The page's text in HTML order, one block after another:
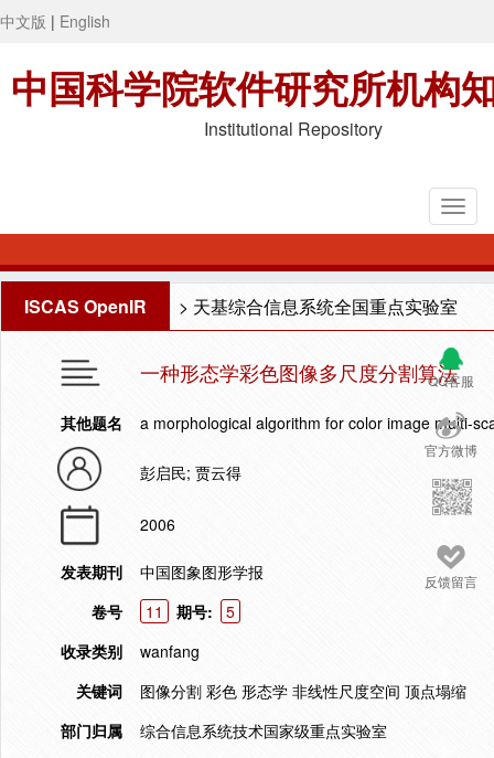
中文版 | English
中国科学院软件研究所机构
Institutional Repository
ISCAS OpenIR > 天基综合信息系统全国重点实验室
QQ客服
官方微博
反馈留言
一种形态学彩色图像多尺度分割算法
其他题名 a morphological algorithm for color image multi-
彭启民; 贾云得
2006
发表期刊
中国图象图形学报
卷号
11 期号:
5
收录类别
wanfang
关键词
图像分割 彩色 形态学 非线性尺度空间 顶点塌缩
部门归属
综合信息系统技术国家级重点实验室